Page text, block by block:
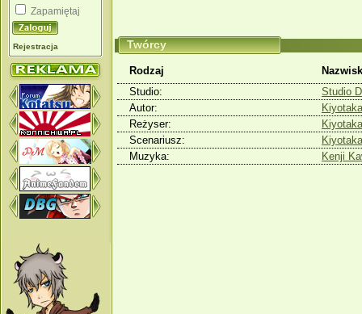
Zapamiętaj
Rejestracja Twórcy
Rodzaj
Studio:
Studio
Autor:
Reżyser:
Scenariusz:
Muzyka:
Kenji